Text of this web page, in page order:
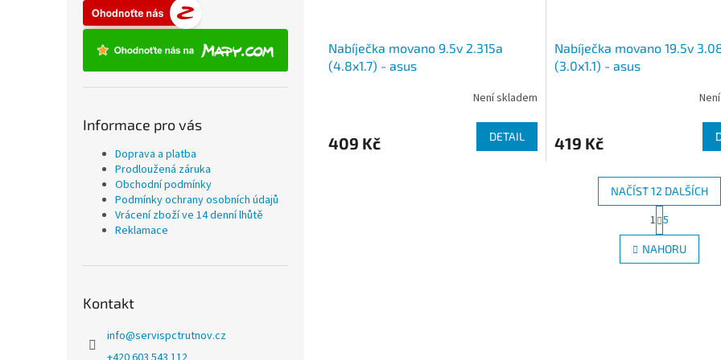
Informace pro vás
Doprava a platba
Prodloužená záruka
Obchodní podmínky
Podmínky ochrany osobních údajů
Vrácení zboží ve 14 denní lhůtě
Reklamace
Kontakt
info@servispctrutnov.cz
Nabíječka movano 9.5v 2.315a
(4.8x1.7) - asus
Není skladem
409 Kč DETAIL
Nabíječka movano 19.5v
(3.0x1.1) - asus
419 Kč
O
v
l
NAČÍST 12 DALŠÍCH
t
r
á
n
1 5
NAHORU